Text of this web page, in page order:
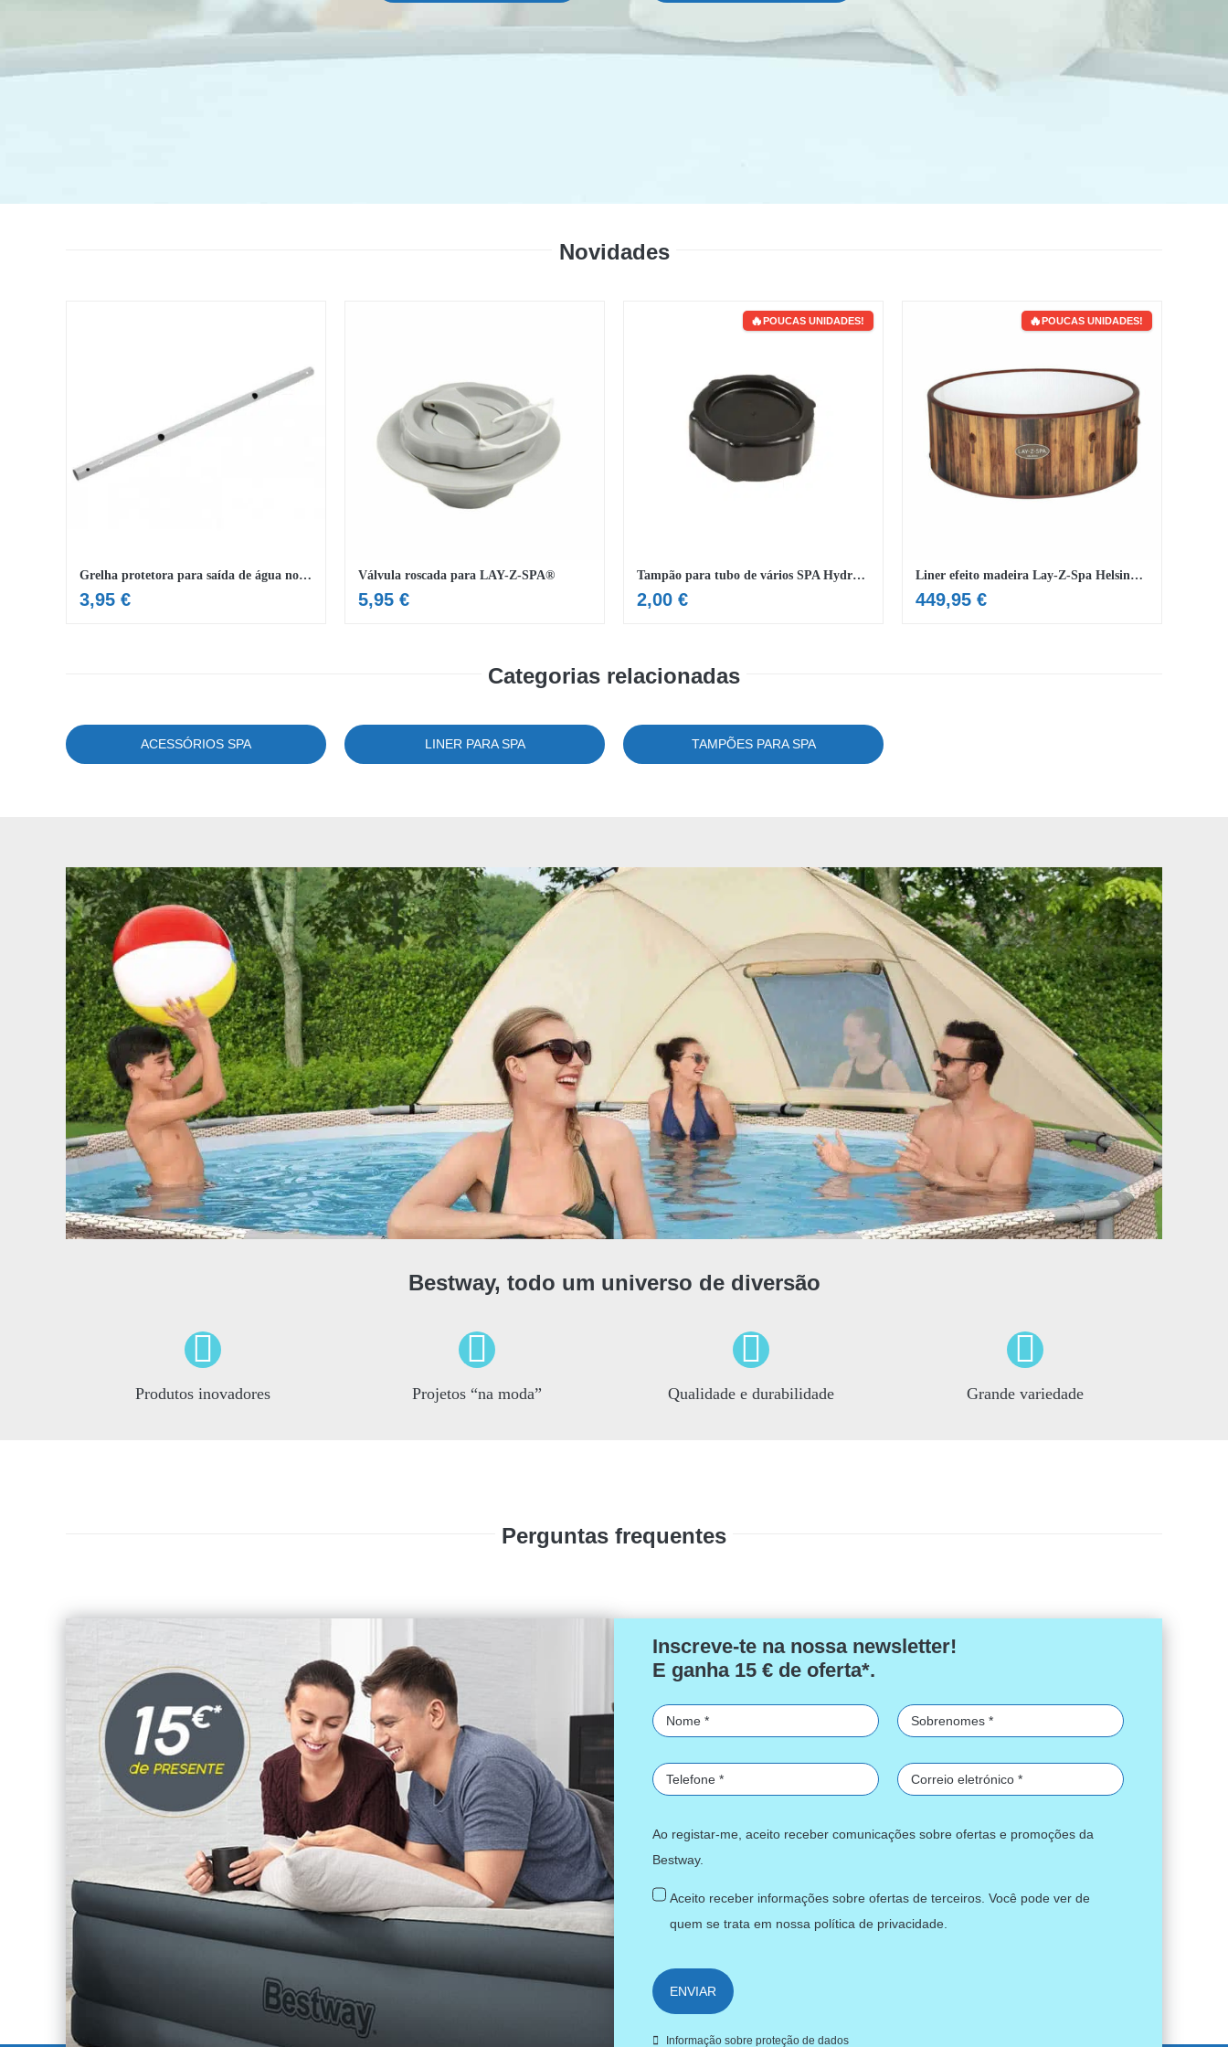
Novidades
Grelha protetora para saída de água nos SPA
3,95 €
Válvula roscada para LAY-Z-SPA®
5,95 €
POUCAS UNIDADES!
Tampão para tubo de vários SPA Hydrojet Grande
2,00 €
POUCAS UNIDADES!
Liner efeito madeira Lay-Z-Spa Helsinki 180m x 66 cm
449,95 €
Categorias relacionadas
ACESSÓRIOS SPA LINER PARA SPA TAMPÕES PARA SPA
Bestway, todo um universo de diversão
Produtos inovadores Projetos “na moda” Qualidade e durabilidade Grande variedade
Perguntas frequentes
Inscreve-te na nossa newsletter!
E ganha 15 € de oferta*.
Ao registar-me, aceito receber comunicações sobre ofertas e promoções da
Bestway.
Aceito receber informações sobre ofertas de terceiros. Você pode ver de
quem se trata em nossa política de privacidade.
ENVIAR
Informação sobre proteção de dados